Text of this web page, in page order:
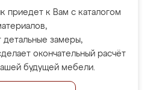
приедет к Вам с каталогом
детальные замеры,
окончательный расчёт
будущей мебели.